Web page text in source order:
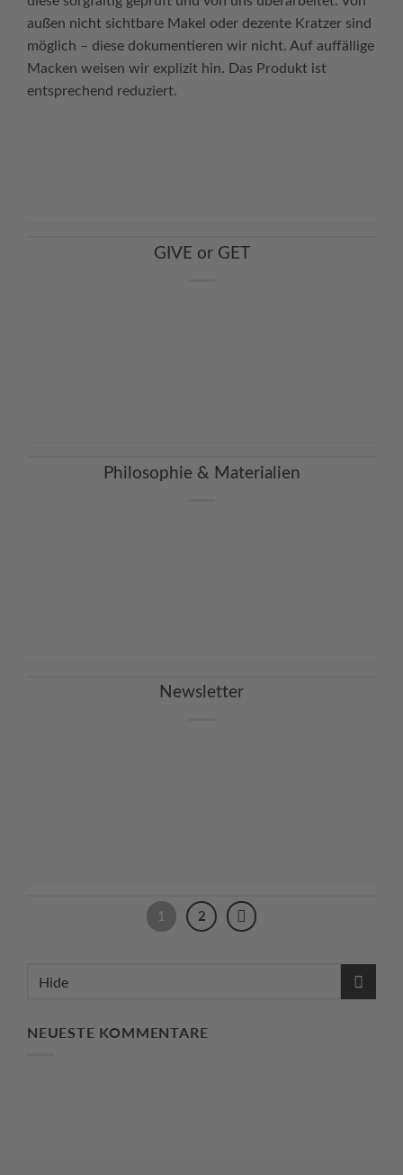
außen nicht sichtbare Makel oder dezente Kratzer sind
möglich – diese dokumentieren wir nicht. Auf auffällige
Macken weisen wir explizit hin. Das Produkt ist
entsprechend reduziert.
GIVE or GET
Philosophie & Materialien
Newsletter
1 2
NEUESTE KOMMENTARE